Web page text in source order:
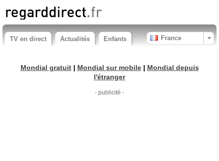
TV en direct Actualités Enfants France
Mondial gratuit| Mondial sur mobile| Mondial depuis
l'étranger
- publicité -